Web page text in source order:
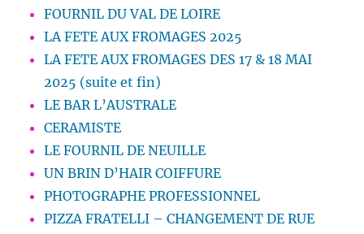
FOURNIL DU VAL DE LOIRE
LA FETE AUX FROMAGES 2025
LA FETE AUX FROMAGES DES 17 & 18 MAI
2025 (suite et fin)
LE BAR L’AUSTRALE
CERAMISTE
LE FOURNIL DE NEUILLE
UN BRIN D’HAIR COIFFURE
PHOTOGRAPHE PROFESSIONNEL
PIZZA FRATELLI – CHANGEMENT DE RUE